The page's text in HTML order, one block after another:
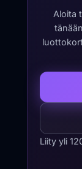
Aloita
Liity yli